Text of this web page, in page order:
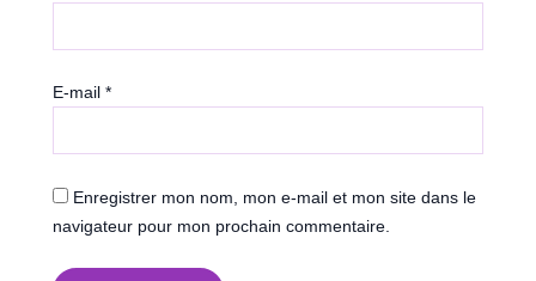
E-mail*
Enregistrer mon nom, mon e-mail et mon site dans le
navigateur pour mon prochain commentaire.